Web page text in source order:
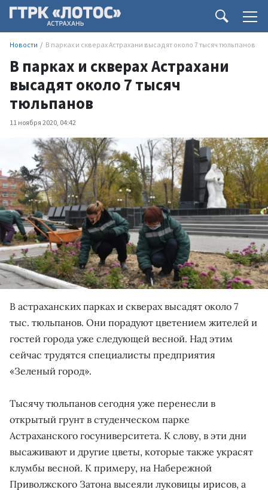
Новости В парках и скверах Астрахани высадят около 7 тысяч тюльпанов
В парках и скверах Астрахани
высадят около 7 тысяч
тюльпанов
11 ноября 2020, 04:42
В астраханских парках и скверах высадят около 7
тыс. тюльпанов. Они порадуют цветением жителей и
гостей города уже следующей весной. Над этим
сейчас трудятся специалисты предприятия
«Зеленый город».
Тысячу тюльпанов сегодня уже перенесли в
открытый грунт в студенческом парке
Астраханского госуниверситета. К слову, в эти дни
высаживают и другие цветы, которые также украсят
клумбы весной. К примеру, на Набережной
Приволжского Затона высеяли луковицы ирисов, а